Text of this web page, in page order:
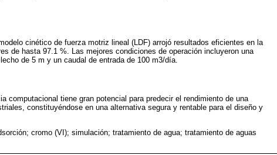
cinético de fuerza motriz lineal (LDF) arrojó resultados eficientes en la
de hasta 97.1 %. Las mejores condiciones de operación incluyeron una
de 5 m y un caudal de entrada de 100 m3/día.
computacional tiene gran potencial para predecir el rendimiento de una
constituyéndose en una alternativa segura y rentable para el diseño y
cromo (VI); simulación; tratamiento de agua; tratamiento de aguas